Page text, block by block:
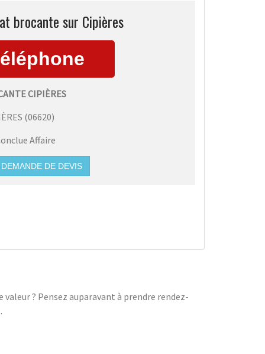
brocante sur Cipières
CIPIÈRES
(06620)
Affaire
DE DEVIS
? Pensez auparavant à prendre rendez-